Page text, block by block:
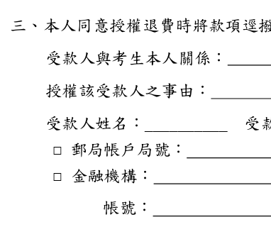
三、本人同意授權
受款人與考生
授權該受款人之
受款人姓名：
__________
□ 郵局帳戶局號
□ 金融機構：
帳號：